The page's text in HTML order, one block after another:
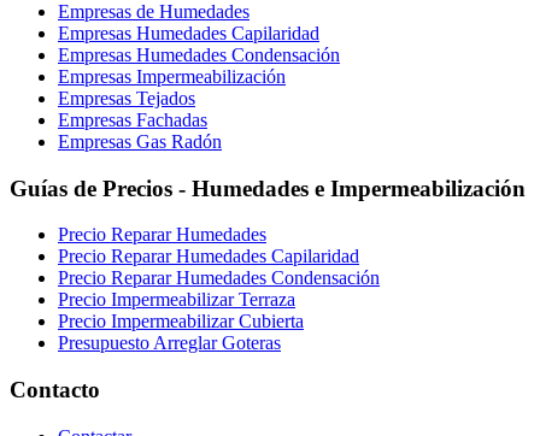
Empresas de Humedades
Empresas Humedades Capilaridad
Empresas Humedades Condensación
Empresas Impermeabilización
Empresas Tejados
Empresas Fachadas
Empresas Gas Radón
Guías de Precios - Humedades e Impermeabilización
Precio Reparar Humedades
Precio Reparar Humedades Capilaridad
Precio Reparar Humedades Condensación
Precio Impermeabilizar Terraza
Precio Impermeabilizar Cubierta
Presupuesto Arreglar Goteras
Contacto